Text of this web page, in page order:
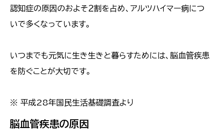
認知症の原因のおよそ２割を占め、アルツハイマー病につ
いで多くなっています。
いつまでも元気に生き生きと暮らすためには、脳血管疾患
を防ぐことが大切です。
※ 平成28年国民生活基礎調査より
脳血管疾患の原因